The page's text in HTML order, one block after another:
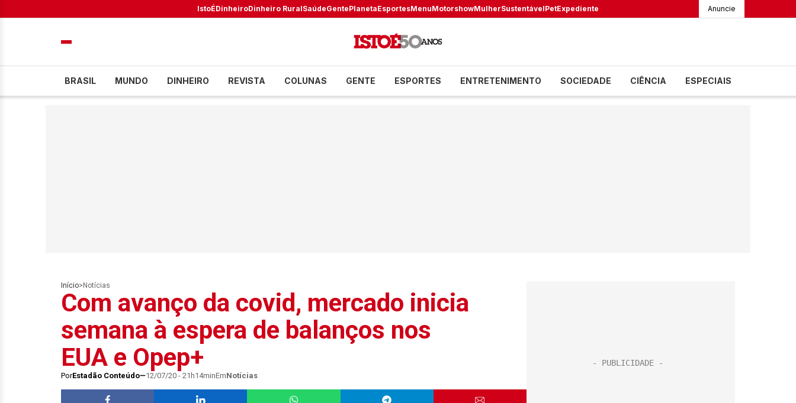
IstoÉDinheiroDinheiro RuralSaúdeGentePlanetaEsportesMenuMotorshowMulherSustentávelPetExpediente Anuncie
BRASIL MUNDO DINHEIRO REVISTA COLUNAS GENTE ESPORTES ENTRETENIMENTO SOCIEDADE CIÊNCIA ESPECIAIS
Início> Notícias
Com avanço da covid, mercado inicia
semana à espera de balanços nos
EUA e Opep+
PorEstadão Conteúdo 12/07/20 - 21h14minEmNotícias